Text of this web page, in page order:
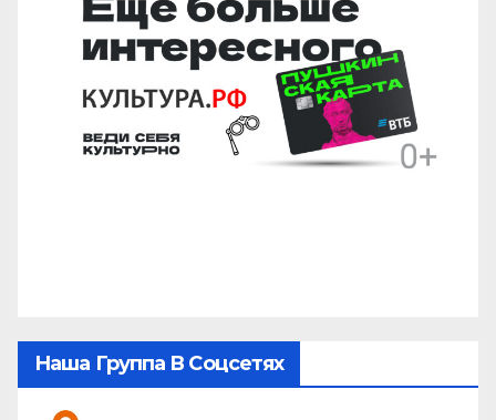
Наша Группа В Соцсетях